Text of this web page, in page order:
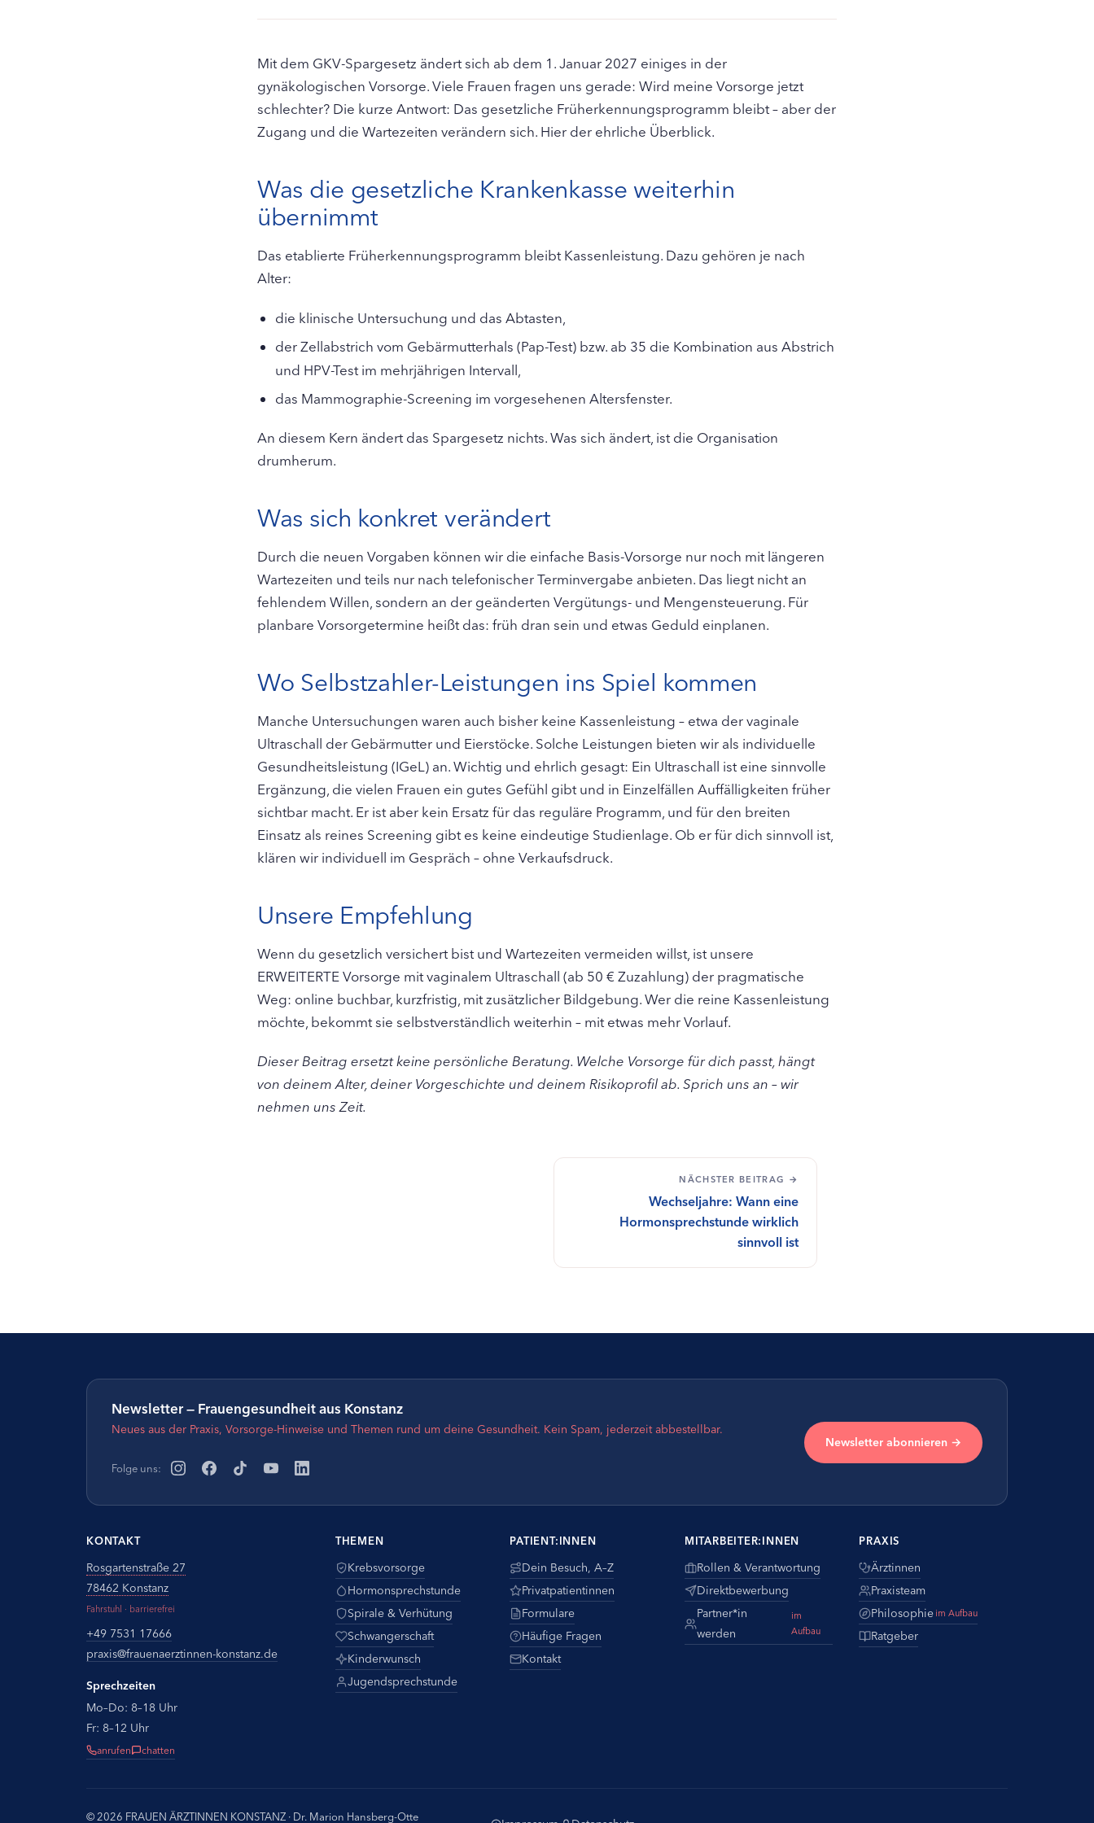
Mit dem GKV-Spargesetz ändert sich ab dem 1. Januar 2027 einiges in der
gynäkologischen Vorsorge. Viele Frauen fragen uns gerade: Wird meine Vorsorge jetzt
schlechter? Die kurze Antwort: Das gesetzliche Früherkennungsprogramm bleibt – aber der
Zugang und die Wartezeiten verändern sich. Hier der ehrliche Überblick.
Was die gesetzliche Krankenkasse weiterhin
übernimmt
Das etablierte Früherkennungsprogramm bleibt Kassenleistung. Dazu gehören je nach
Alter:
die klinische Untersuchung und das Abtasten,
der Zellabstrich vom Gebärmutterhals (Pap-Test) bzw. ab 35 die Kombination aus Abstrich
und HPV-Test im mehrjährigen Intervall,
das Mammographie-Screening im vorgesehenen Altersfenster.
An diesem Kern ändert das Spargesetz nichts. Was sich ändert, ist die Organisation
drumherum.
Was sich konkret verändert
Durch die neuen Vorgaben können wir die einfache Basis-Vorsorge nur noch mit längeren
Wartezeiten und teils nur nach telefonischer Terminvergabe anbieten. Das liegt nicht an
fehlendem Willen, sondern an der geänderten Vergütungs- und Mengensteuerung. Für
planbare Vorsorgetermine heißt das: früh dran sein und etwas Geduld einplanen.
Wo Selbstzahler-Leistungen ins Spiel kommen
Manche Untersuchungen waren auch bisher keine Kassenleistung – etwa der vaginale
Ultraschall der Gebärmutter und Eierstöcke. Solche Leistungen bieten wir als individuelle
Gesundheitsleistung (IGeL) an. Wichtig und ehrlich gesagt: Ein Ultraschall ist eine sinnvolle
Ergänzung, die vielen Frauen ein gutes Gefühl gibt und in Einzelfällen Auffälligkeiten früher
sichtbar macht. Er ist aber kein Ersatz für das reguläre Programm, und für den breiten
Einsatz als reines Screening gibt es keine eindeutige Studienlage. Ob er für dich sinnvoll ist,
klären wir individuell im Gespräch – ohne Verkaufsdruck.
Unsere Empfehlung
Wenn du gesetzlich versichert bist und Wartezeiten vermeiden willst, ist unsere
ERWEITERTE Vorsorge mit vaginalem Ultraschall (ab 50 € Zuzahlung) der pragmatische
Weg: online buchbar, kurzfristig, mit zusätzlicher Bildgebung. Wer die reine Kassenleistung
möchte, bekommt sie selbstverständlich weiterhin – mit etwas mehr Vorlauf.
Dieser Beitrag ersetzt keine persönliche Beratung. Welche Vorsorge für dich passt, hängt
von deinem Alter, deiner Vorgeschichte und deinem Risikoprofil ab. Sprich uns an – wir
nehmen uns Zeit.
NÄCHSTER BEITRAG →
Wechseljahre: Wann eine
Hormonsprechstunde wirklich
sinnvoll ist
Newsletter — Frauengesundheit aus Konstanz
Neues aus der Praxis, Vorsorge-Hinweise und Themen rund um deine Gesundheit. Kein Spam, jederzeit abbestellbar.
Folge uns:
Newsletter abonnieren →
KONTAKT
Rosgartenstraße 27
78462 Konstanz
Fahrstuhl · barrierefrei
+49 7531 17666
praxis@frauenaerztinnen-konstanz.de
Sprechzeiten
Mo–Do: 8–18 Uhr
Fr: 8–12 Uhr
anrufen chatten
THEMEN
Krebsvorsorge
Hormonsprechstunde
Spirale & Verhütung
Schwangerschaft
Kinderwunsch
Jugendsprechstunde
PATIENT:INNEN
Dein Besuch, A–Z
Privatpatientinnen
Formulare
Häufige Fragen
Kontakt
MITARBEITER:INNEN
Rollen & Verantwortung
Direktbewerbung
Partner*in
werden
im
Aufbau
PRAXIS
Ärztinnen
Praxisteam
Philosophie im Aufbau
Ratgeber
© 2026 FRAUEN ÄRZTINNEN KONSTANZ · Dr. Marion Hansberg-Otte